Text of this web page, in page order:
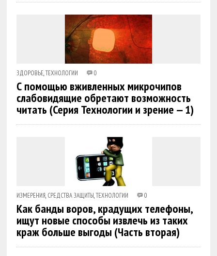
ЗДОРОВЬЕ,ТЕХНОЛОГИИ 0
С помощью вживленных микрочипов
слабовидящие обретают возможность
читать (Серия Технологии и зрение — 1)
ИЗМЕРЕНИЯ, СРЕДСТВА ЗАЩИТЫ,ТЕХНОЛОГИИ 0
Как банды воров, крадущих телефоны,
ищут новые способы извлечь из таких
краж больше выгоды (Часть вторая)